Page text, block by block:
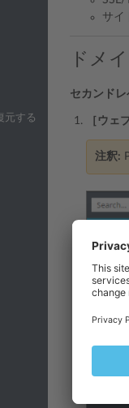
元する
サイ
ドメ
セカンド
［ウェ
注釈: